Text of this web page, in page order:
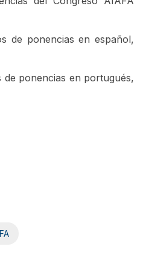
de ponencias en español,
de ponencias en portugués,